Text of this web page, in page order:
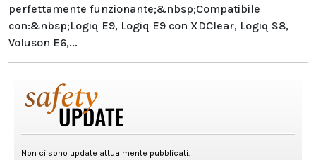
perfettamente funzionante;&nbsp;Compatibile
con:&nbsp;Logiq E9, Logiq E9 con XDClear, Logiq S8,
Voluson E6,...